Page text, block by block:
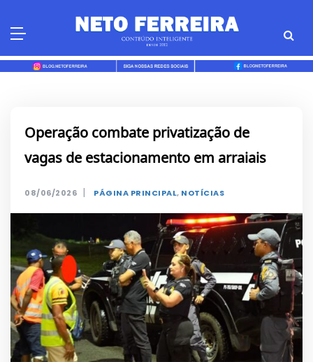
Operação combate privatização de
vagas de estacionamento em arraiais
08/06/2026 | PÁGINA PRINCIPAL, NOTÍCIAS